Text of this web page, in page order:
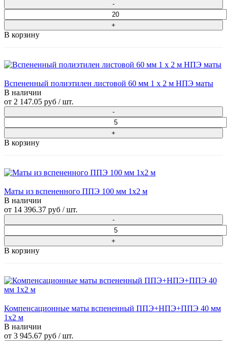
В корзину
Вспененный полиэтилен листовой 60 мм 1 х 2 м НПЭ маты
В наличии
от 2 147.05 руб / шт.
В корзину
Маты из вспененного ППЭ 100 мм 1x2 м
В наличии
от 14 396.37 руб / шт.
В корзину
Компенсационные маты вспененный ППЭ+НПЭ+ППЭ 40 мм
1x2 м
В наличии
от 3 945.67 руб / шт.